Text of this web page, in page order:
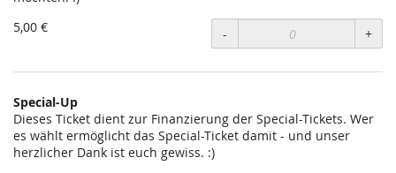
5,00 €
- +
Special-Up
Dieses Ticket dient zur Finanzierung der Special-Tickets. Wer
es wählt ermöglicht das Special-Ticket damit - und unser
herzlicher Dank ist euch gewiss. :)